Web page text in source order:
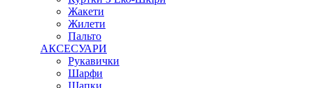
Жакети
Жилети
Пальто
АКСЕСУАРИ
Рукавички
Шарфи
Шапки